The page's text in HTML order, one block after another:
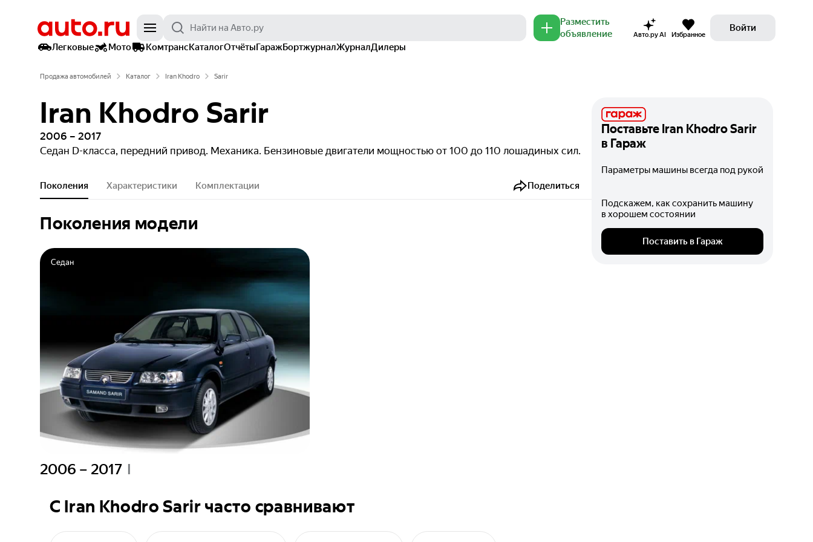
Разместить
объявление
Авто.ру AI Избранное
Войти
Легковые
Мото КомтрансКаталогОтчётыГаражБортжурналЖурналДилеры
Продажа автомобилей Каталог Iran Khodro Sarir
Iran Khodro Sarir
2006 – 2017
Седан D-класса, передний привод. Механика. Бензиновые двигатели мощностью от 100 до 110 лошадиных сил.
Поколения Характеристики Комплектации Поделиться
Поколения модели
Седан
2006 – 2017 I
C Iran Khodro Sarir часто сравнивают
Поставьте Iran Khodro Sarir
в Гараж
Параметры машины всегда под рукой
Подскажем, как сохранить машину
в хорошем состоянии
Поставить в Гараж